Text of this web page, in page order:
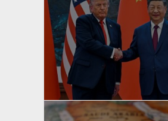
yazan
Bahri Ak